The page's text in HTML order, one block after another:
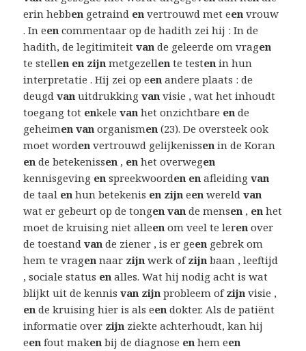
erin hebben getraind en vertrouwd met een vrouw
. In een commentaar op de hadith zei hij : In de
hadith, de legitimiteitvan de geleerde om vragen
te stellen en zijn metgezellen te testen in hun
interpretatie . Hij zei op een andere plaats : de
deugdvan uitdrukkingvan visie , wat het inhoudt
toegang tot enkelevan het onzichtbare en de
geheimen van organismen (23). De oversteek ook
moet worden vertrouwd gelijkenissen in de Koran
en de betekenissen , en het overwegen
kennisgeving en spreekwoorden en afleidingvan
de taal en hun betekenis en zijn een wereldvan
wat er gebeurt op de tongen van de mensen , en het
moet de kruising niet alleen om veel te leren over
de toestandvan de ziener , is er geen gebrek om
hem te vragen naar zijn werk ofzijn baan , leeftijd
, sociale status en alles. Wat hij nodig acht is wat
blijkt uit de kennisvan zijn probleem ofzijn visie ,
en de kruising hier is als een dokter. Als de patiënt
informatie over zijn ziekte achterhoudt, kan hij
een fout maken bij de diagnose en hem een